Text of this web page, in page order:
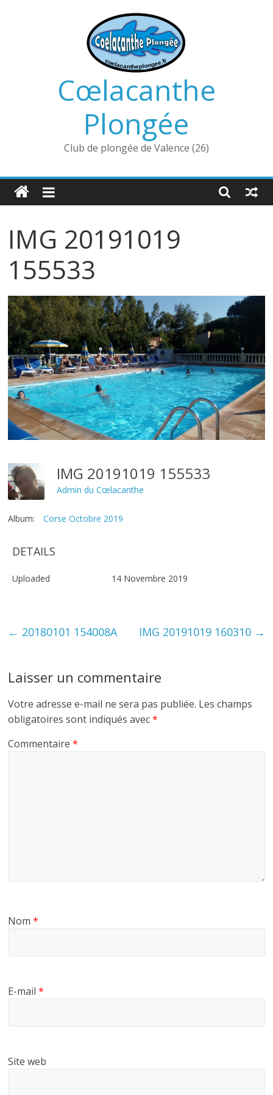
Cœlacanthe
Plongée
Club de plongée de Valence (26)
IMG 20191019
155533
IMG 20191019 155533
Admin du Cœlacanthe
Album: Corse Octobre 2019
DETAILS
Uploaded 14 Novembre 2019
← 20180101 154008A IMG 20191019 160310 →
Laisser un commentaire
Votre adresse e-mail ne sera pas publiée. Les champs
obligatoires sont indiqués avec*
Commentaire*
Nom*
E-mail*
Site web